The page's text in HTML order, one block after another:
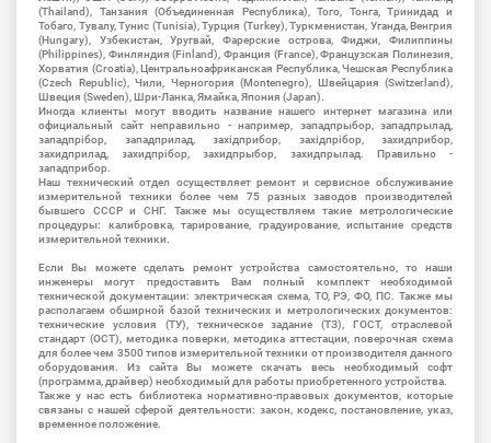
(Thailand), Танзания (Объединенная Республика), Того, Тонга, Тринидад и
Тобаго, Тувалу, Тунис (Tunisia), Турция (Turkey), Туркменистан, Уганда, Венгрия
(Hungary), Узбекистан, Уругвай, Фарерские острова, Фиджи, Филиппины
(Philippines), Финляндия (Finland), Франция (France), Французская Полинезия,
Хорватия (Croatia), Центральноафриканская Республика, Чешская Республика
(Czech Republic), Чили, Черногория (Montenegro), Швейцария (Switzerland),
Швеция (Sweden), Шри-Ланка, Ямайка, Япония (Japan).
Иногда клиенты могут вводить название нашего интернет магазина или
официальный сайт неправильно - например, западпрыбор, западпрылад,
западпрібор, западприлад, західприбор, західпрібор, захидприбор,
захидприлад, захидпрібор, захидпрыбор, захидпрылад. Правильно -
западприбор.
Наш технический отдел осуществляет ремонт и сервисное обслуживание
измерительной техники более чем 75 разных заводов производителей
бывшего СССР и СНГ. Также мы осуществляем такие метрологические
процедуры: калибровка, тарирование, градуирование, испытание средств
измерительной техники.
Если Вы можете сделать ремонт устройства самостоятельно, то наши
инженеры могут предоставить Вам полный комплект необходимой
технической документации: электрическая схема, ТО, РЭ, ФО, ПС. Также мы
располагаем обширной базой технических и метрологических документов:
технические условия (ТУ), техническое задание (ТЗ), ГОСТ, отраслевой
стандарт (ОСТ), методика поверки, методика аттестации, поверочная схема
для более чем 3500 типов измерительной техники от производителя данного
оборудования. Из сайта Вы можете скачать весь необходимый софт
(программа, драйвер) необходимый для работы приобретенного устройства.
Также у нас есть библиотека нормативно-правовых документов, которые
связаны с нашей сферой деятельности: закон, кодекс, постановление, указ,
временное положение.